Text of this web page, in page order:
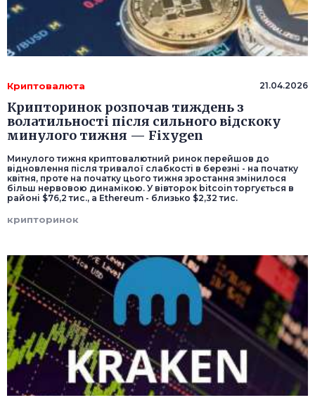
Криптовалюта 21.04.2026
Крипторинок розпочав тиждень з
волатильності після сильного відскоку
минулого тижня — Fixygen
Минулого тижня криптовалютний ринок перейшов до
відновлення після тривалої слабкості в березні - на початку
квітня, проте на початку цього тижня зростання змінилося
більш нервовою динамікою. У вівторок bitcoin торгується в
районі $76,2 тис., а Ethereum - близько $2,32 тис.
крипторинок